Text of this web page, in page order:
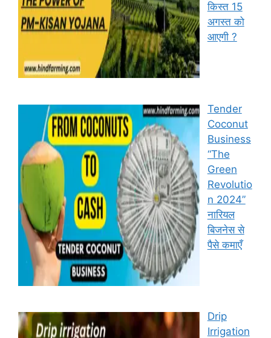
किस्त 15
अगस्त को
आएगी ?
Tender
Coconut
Business
“The
Green
Revolutio
n 2024”
नारियल
बिजनेस से
पैसे कमाएँ
Drip
Irrigation